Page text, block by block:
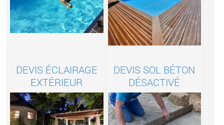
DEVIS ÉCLAIRAGE
EXTÉRIEUR
DEVIS SOL BÉTON
DÉSACTIVÉ